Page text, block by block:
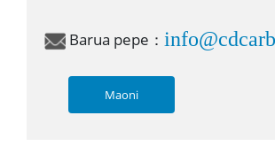
Barua pepe：
Maoni